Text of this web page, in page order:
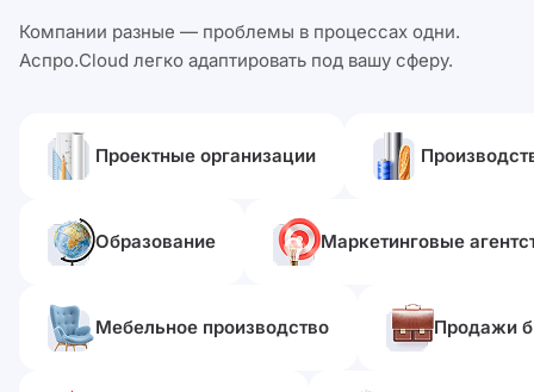
Компании разные — проблемы в процессах одни.
Аспро.Cloud легко адаптировать под вашу сферу.
Проектные организации
Образование Маркетинговые
Мебельное производство Продажи